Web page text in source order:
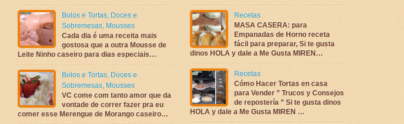
Bolos e Tortas, Doces e
Sobremesas, Mousses
Cada dia é uma receita mais
gostosa que a outra Mousse de
Leite Ninho caseiro para dias especiais…
Bolos e Tortas, Doces e
Sobremesas, Mousses
VC come com tanto amor que da
vontade de correr fazer pra eu
comer esse Merengue de Morango caseiro…
Recetas
MASA CASERA: para
Empanadas de Horno receta
fácil para preparar, Si te gusta
dinos HOLA y dale a Me Gusta MIREN…
Recetas
Cómo Hacer Tortas en casa
para Vender ” Trucos y Consejos
de repostería ” Si te gusta dinos
HOLA y dale a Me Gusta MIREN …